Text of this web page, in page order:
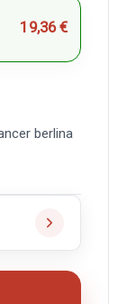
19,36 €
berlina